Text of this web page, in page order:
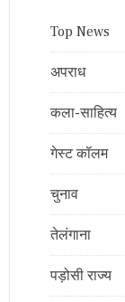
Top News
अपराध
कला-साहित्य
गेस्ट कॉलम
चुनाव
तेलंगाना
पड़ोसी राज्य